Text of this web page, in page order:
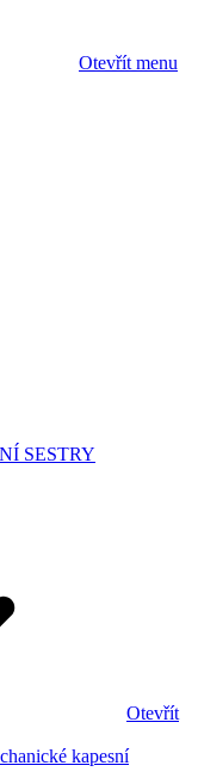
Otevřít menu
SESTRY
Otevřít
kapesní